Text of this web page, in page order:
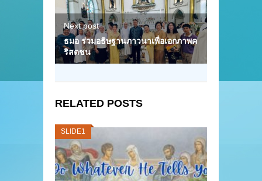
Next post
ธมอ ร่วมอธิษฐานภาวนาเพื่อเอกภาพค
ริสตชน
RELATED POSTS
SLIDE1